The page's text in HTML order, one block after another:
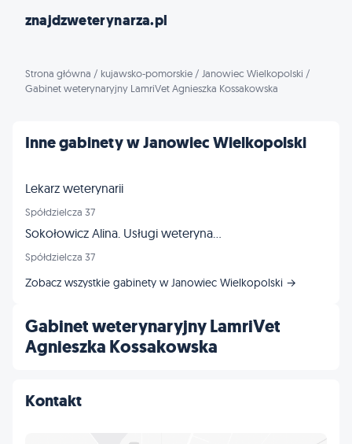
znajdzweterynarza.pl
Strona główna / kujawsko-pomorskie / Janowiec Wielkopolski /
Gabinet weterynaryjny LamriVet Agnieszka Kossakowska
Gabinet weterynaryjny LamriVet
Agnieszka Kossakowska
Kontakt
Inne gabinety w Janowiec Wielkopolski
Lekarz weterynarii
Spółdzielcza 37
Sokołowicz Alina. Usługi weterynaryjne
Spółdzielcza 37
Zobacz wszystkie gabinety w Janowiec Wielkopolski →